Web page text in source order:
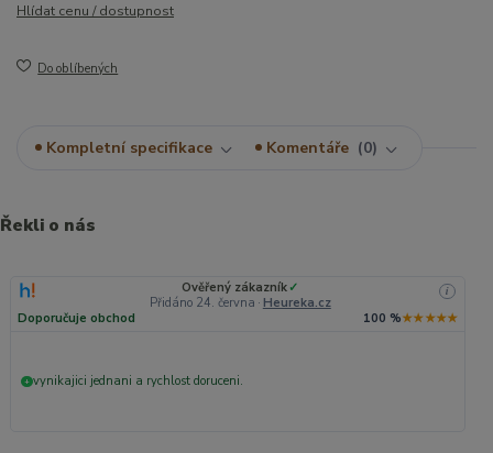
Hlídat cenu / dostupnost
Do oblíbených
Kompletní specifikace Komentáře 0
Řekli o nás
Ověřený zákazník ✓
Přidáno 24. června · Heureka.cz
i
Doporučuje obchod 100 %★★★★★
+ vynikajici jednani a rychlost doruceni.